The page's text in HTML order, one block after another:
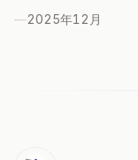
—2025年12 月